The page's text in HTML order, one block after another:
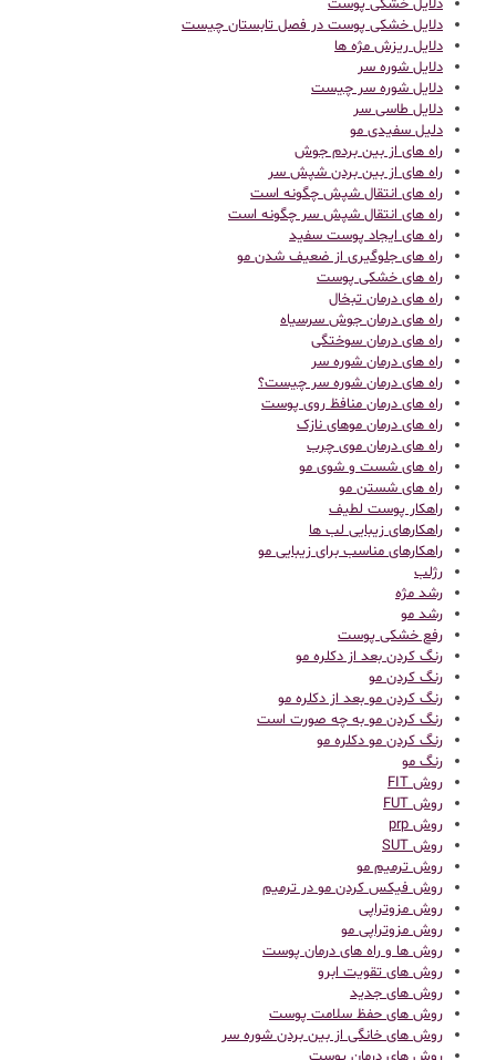
دلایل خشکی پوست
دلایل خشکی پوست در فصل تابستان چیست
دلایل ریزش مژه ها
دلایل شوره سر
دلایل شوره سر چیست
دلایل طاسی سر
دلیل سفیدی مو
راه های از بین بردم جوش
راه های از بین بردن شپش سر
راه های انتقال شپش چگونه است
راه های انتقال شپش سر چگونه است
راه های ایجاد پوست سفید
راه های جلوگیری از ضعیف شدن مو
راه های خشکی پوست
راه های درمان تبخال
راه های درمان جوش سرسیاه
راه های درمان سوختگی
راه های درمان شوره سر
راه های درمان شوره سر چیست؟
راه های درمان منافظ روی پوست
راه های درمان موهای نازک
راه های درمان موی چرب
راه های شست و شوی مو
راه های شستن مو
راهکار پوست لطیف
راهکارهای زیبایی لب ها
راهکارهای مناسب برای زیبایی مو
رژلب
رشد مژه
رشد مو
رفع خشکی پوست
رنگ کردن بعد از دکلره مو
رنگ کردن مو
رنگ کردن مو بعد از دکلره مو
رنگ کردن مو به چه صورت است
رنگ کردن مو دکلره مو
رنگ مو
روش FIT
روش FUT
روش prp
روش SUT
روش ترمیم مو
روش فیکس کردن مو در ترمیم
روش مزوتراپی
روش مزوتراپی مو
روش ها و راه های درمان پوست
روش های تقویت ابرو
روش های جدید
روش های حفظ سلامت پوست
روش های خانگی از بین بردن شوره سر